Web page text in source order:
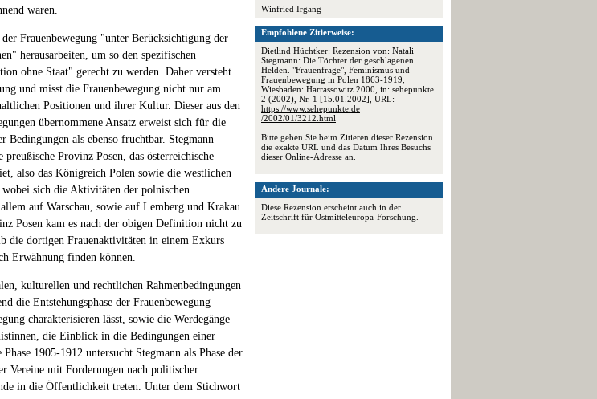
Winfried Irgang
Empfohlene Zitierweise:
Dietlind Hüchtker: Rezension von: Natali
Stegmann: Die Töchter der geschlagenen
Helden. "Frauenfrage", Feminismus und
Frauenbewegung in Polen 1863-1919,
Wiesbaden: Harrassowitz 2000, in: sehepunkte
2 (2002), Nr. 1 [15.01.2002], URL:
https://www.sehepunkte.de
/2002/01/3212.html
Bitte geben Sie beim Zitieren dieser Rezension
die exakte URL und das Datum Ihres Besuchs
dieser Online-Adresse an.
Andere Journale:
Diese Rezension erscheint auch in der
Zeitschrift für Ostmitteleuropa-Forschung.
waren.
Frauenbewegung "unter Berücksichtigung der
herausarbeiten, um so den spezifischen
ohne Staat" gerecht zu werden. Daher versteht
und misst die Frauenbewegung nicht nur am
Positionen und ihrer Kultur. Dieser aus den
übernommene Ansatz erweist sich für die
Bedingungen als ebenso fruchtbar. Stegmann
Provinz Posen, das österreichische
also das Königreich Polen sowie die westlichen
wobei sich die Aktivitäten der polnischen
auf Warschau, sowie auf Lemberg und Krakau
Posen kam es nach der obigen Definition nicht zu
die dortigen Frauenaktivitäten in einem Exkurs
Erwähnung finden können.
kulturellen und rechtlichen Rahmenbedingungen
die Entstehungsphase der Frauenbewegung
charakterisieren lässt, sowie die Werdegänge
die Einblick in die Bedingungen einer
1905-1912 untersucht Stegmann als Phase der
Vereine mit Forderungen nach politischer
in die Öffentlichkeit treten. Unter dem Stichwort